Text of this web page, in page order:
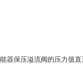
器保压溢流阀的压力值